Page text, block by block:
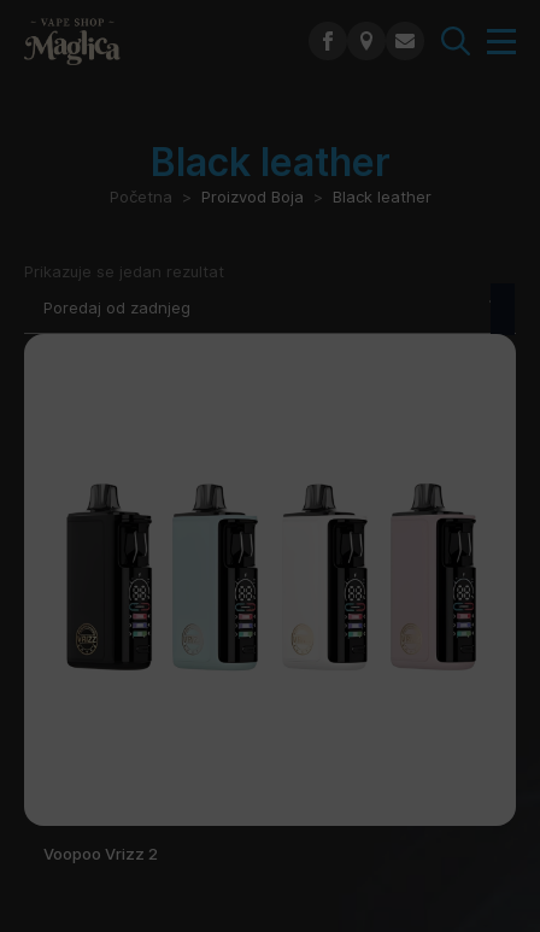
Black leather
Početna Proizvod Boja Black leather
Prikazuje se jedan rezultat
Voopoo Vrizz 2